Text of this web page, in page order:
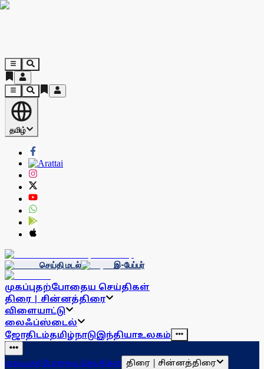
தமிழ்
செய்தி மடல் இ-பேப்பர்
முகப்புதற்போதைய செய்திகள்
திரை | சின்னத்திரை
விளையாட்டு
லைஃப்ஸ்டைல்
ஜோதிடம்தமிழ்நாடுஇந்தியாஉலகம்
முகப்புதற்போதைய செய்திகள் திரை | சின்னத்திரை